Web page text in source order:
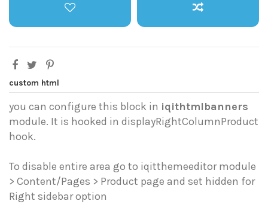
custom html
you can configure this block in iqithtmlbanners
module. It is hooked in displayRightColumnProduct
hook.
To disable entire area go to iqitthemeeditor module
> Content/Pages > Product page and set hidden for
Right sidebar option